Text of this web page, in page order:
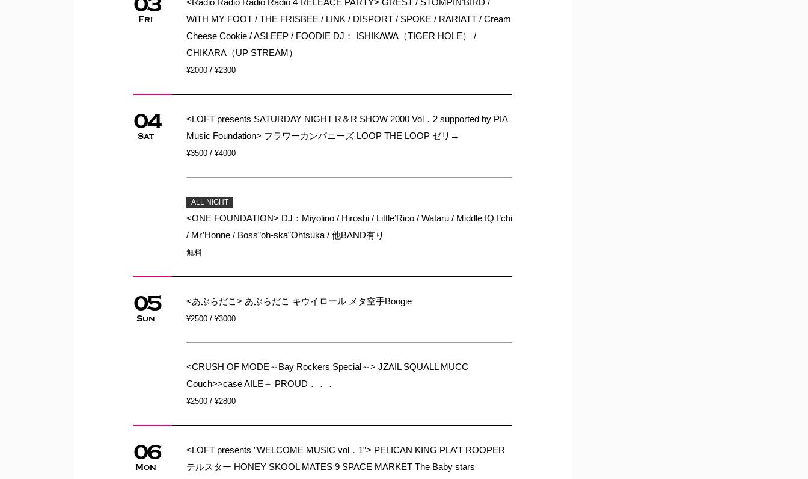
Fri
<Radio Radio Radio Radio 4 RELEACE PARTY> GREST / STOMPIN’BIRD /
WiTH MY FOOT / THE FRISBEE / LINK / DISPORT / SPOKE / RARIATT / Cream
Cheese Cookie / ASLEEP / FOODIE DJ： ISHIKAWA（TIGER HOLE） /
CHIKARA（UP STREAM）
¥2000 / ¥2300
04
Sat
<LOFT presents SATURDAY NIGHT R＆R SHOW 2000 Vol．2 supported by PIA
Music Foundation> フラワーカンパニーズ LOOP THE LOOP ゼリ→
¥3500 / ¥4000
ALL NIGHT
<ONE FOUNDATION> DJ：Miyolino / Hiroshi / Little’Rico / Wataru / Middle IQ I’chi
/ Mr’Honne / Boss”oh-ska”Ohtsuka / 他BAND有り
無料
05
Sun
<あぶらだこ> あぶらだこ キウイロール メタ空手Boogie
¥2500 / ¥3000
<CRUSH OF MODE～Bay Rockers Special～> JZAIL SQUALL MUCC
Couch>>case AILE＋ PROUD．．．
¥2500 / ¥2800
06
Mon
<LOFT presents ”WELCOME MUSIC vol．1”> PELICAN KING PLA’T ROOPER
テルスター HONEY SKOOL MATES 9 SPACE MARKET The Baby stars